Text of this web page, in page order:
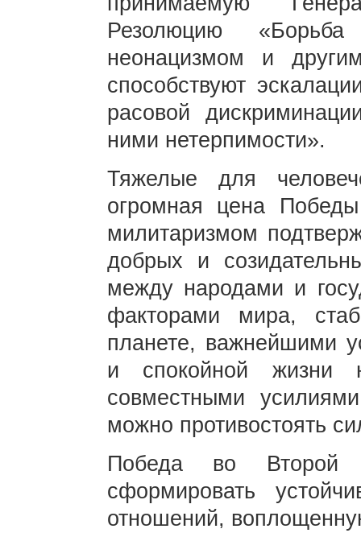
Резолюцию
неонацизмом и
способствуют
расовой
ними нетерпимости».
Тяжелые для
огромная цена
милитаризмом
добрых и
между народами и
факторами мира,
планете, важнейшими
и спокойной жизни
совместными
можно противостоять
Победа во Второй
сформировать
отношений,